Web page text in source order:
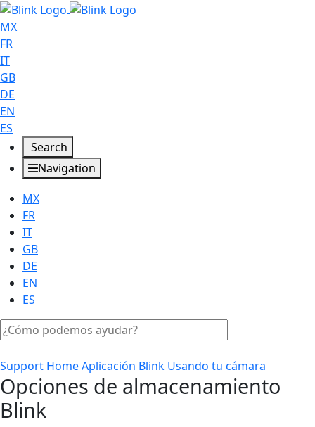
MX
FR
IT
GB
DE
EN
ES
Search
Navigation
MX
FR
IT
GB
DE
EN
ES
Support HomeAplicación Blink Usando tu cámara
Opciones de almacenamiento
Blink